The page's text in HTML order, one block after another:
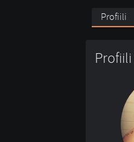
Profiili
Profiili